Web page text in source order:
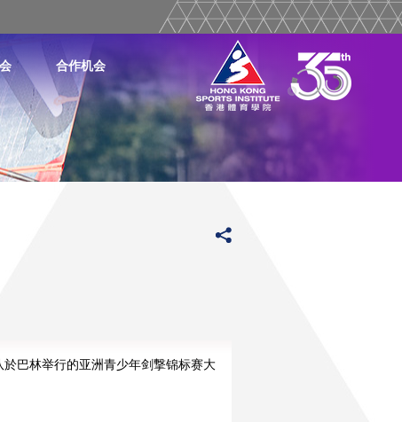
合作机会
於巴林举行的亚洲青少年剑撃锦标赛大